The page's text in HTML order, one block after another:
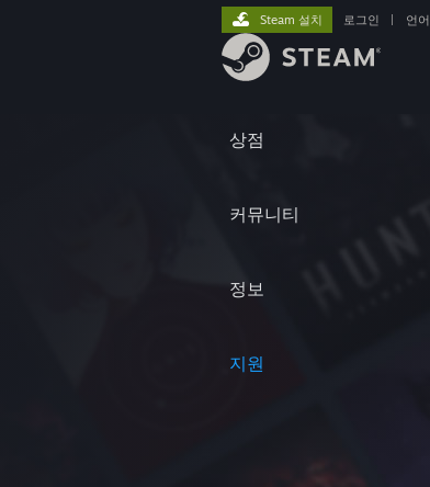
상점
커뮤니티
정보
지원
Steam 설치 로그인 언어